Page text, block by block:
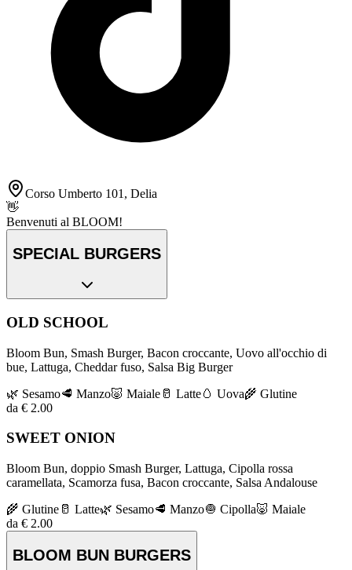
Corso Umberto 101, Delia
👋
Benvenuti al BLOOM!
SPECIAL BURGERS
OLD SCHOOL
Bloom Bun, Smash Burger, Bacon croccante, Uovo all'occhio di
bue, Lattuga, Cheddar fuso, Salsa Big Burger
🌿 Sesamo🥩 Manzo🐷 Maiale 🥛 Latte🥚 Uova🌾 Glutine
da € 2.00
SWEET ONION
Bloom Bun, doppio Smash Burger, Lattuga, Cipolla rossa
caramellata, Scamorza fusa, Bacon croccante, Salsa Andalouse
🌾 Glutine 🥛 Latte🌿 Sesamo🥩 Manzo🧅 Cipolla🐷 Maiale
da € 2.00
BLOOM BUN BURGERS